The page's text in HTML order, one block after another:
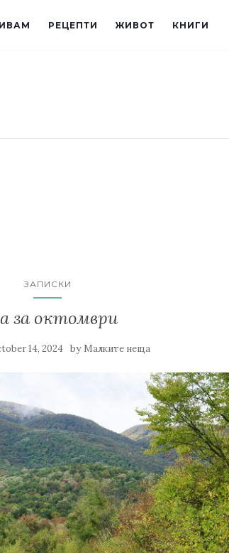
РЕЦЕПТИ ЖИВОТ КНИГИ
ЗАПИСКИ
за октомври
14, 2024 by Малките неща